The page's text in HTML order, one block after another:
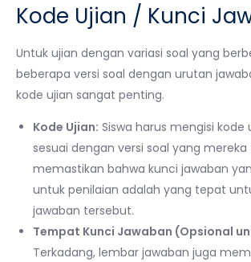
Kode Ujian / Kunci
Untuk ujian dengan variasi soal yang
beberapa versi soal dengan urutan
kode ujian sangat penting.
Kode Ujian: Siswa harus mengisi kode
sesuai dengan versi soal yang mereka
memastikan bahwa kunci jawaban
untuk penilaian adalah yang tepat
jawaban tersebut.
Tempat Kunci Jawaban (Opsional
Terkadang, lembar jawaban juga